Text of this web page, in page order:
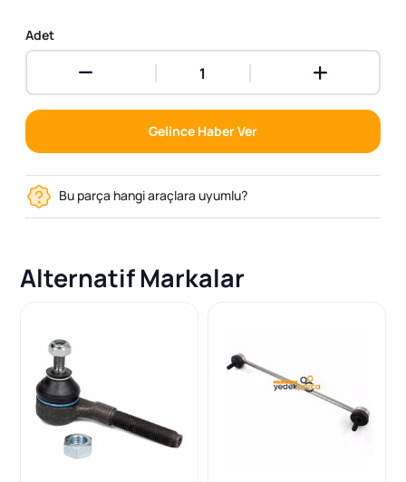
Adet
Gelince Haber Ver
Bu parça hangi araçlara uyumlu?
Alternatif Markalar